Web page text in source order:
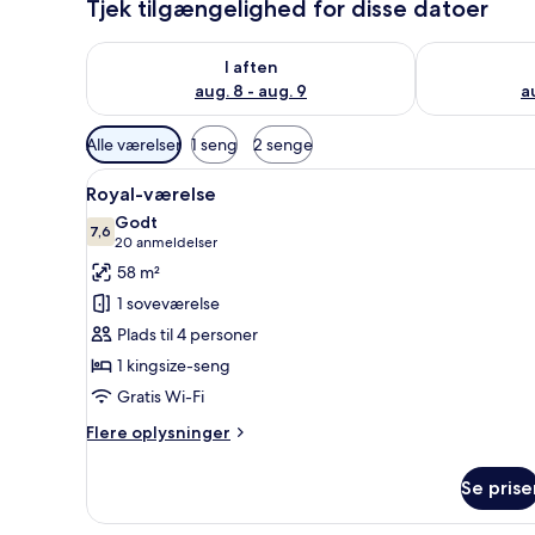
Tjek tilgængelighed for disse datoer
I aften
aug. 8 - aug. 9
Tjek tilgængelighed for i aften aug. 8 - aug. 9
Tjek
Tilgængelige
filtre
for
værelser
Alle værelser 1 seng 2 senge
Indlæs
alle
billeder
af
Royal-
værelse
Et hotelværelse med en
4
Royal-værelse
7,67,6 ud af 10
Godt
20 anmeldelser
(20
anmeldelser)
58 m²
1 soveværelse
Plads til 4 personer
1 kingsize-seng
Gratis Wi-Fi
Flere oplysninger
Flere
værelse
Se